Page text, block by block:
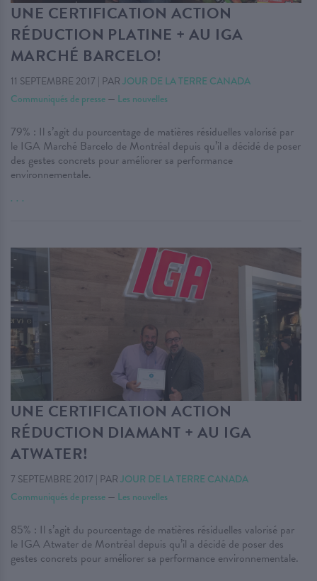
UNE CERTIFICATION ACTION
RÉDUCTION PLATINE + AU IGA
MARCHÉ BARCELO!
11 SEPTEMBRE 2017 | PAR JOUR DE LA TERRE CANADA
Communiqués de presse — Les nouvelles
79% : Il s’agit du pourcentage de matières résiduelles valorisé par
le IGA Marché Barcelo de Montréal depuis qu’il a décidé de poser
des gestes concrets pour améliorer sa performance
environnementale.
. . .
UNE CERTIFICATION ACTION
RÉDUCTION DIAMANT + AU IGA
ATWATER!
7 SEPTEMBRE 2017 | PAR JOUR DE LA TERRE CANADA
Communiqués de presse — Les nouvelles
85% : Il s’agit du pourcentage de matières résiduelles valorisé par
le IGA Atwater de Montréal depuis qu’il a décidé de poser des
gestes concrets pour améliorer sa performance environnementale.